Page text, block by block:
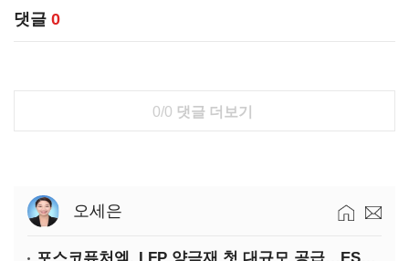
댓글 0
0/0 댓글 더보기
오세은